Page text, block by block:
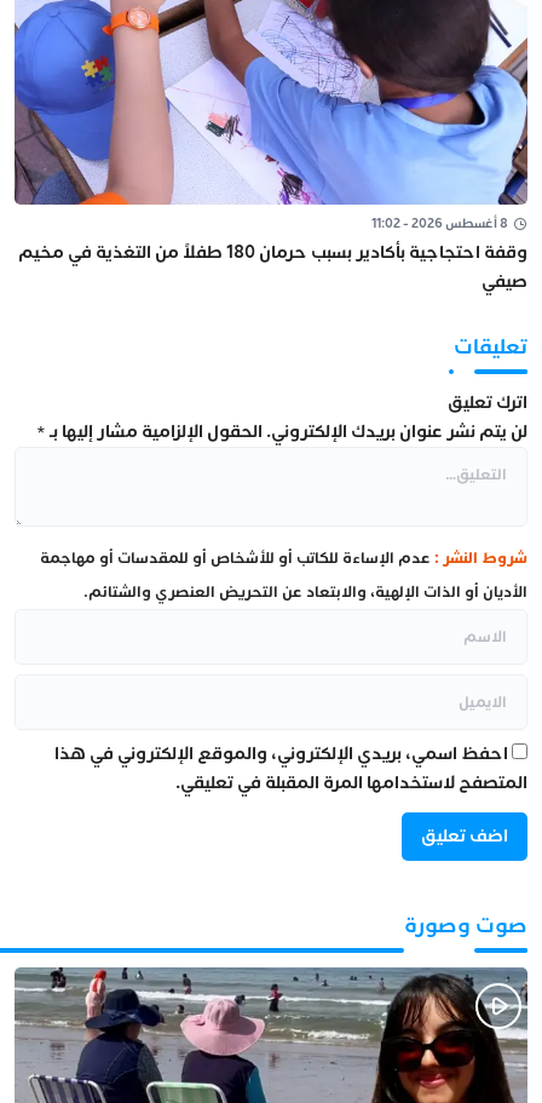
8 أغسطس 2026 - 11:02
وقفة احتجاجية بأكادير بسبب حرمان 180 طفلاً من التغذية في مخيم
صيفي
تعليقات
اترك تعليق
لن يتم نشر عنوان بريدك الإلكتروني. الحقول الإلزامية مشار إليها بـ*
شروط النشر : عدم الإساءة للكاتب أو للأشخاص أو للمقدسات أو مهاجمة
الأديان أو الذات الإلهية، والابتعاد عن التحريض العنصري والشتائم.
احفظ اسمي، بريدي الإلكتروني، والموقع الإلكتروني في هذا
المتصفح لاستخدامها المرة المقبلة في تعليقي.
صوت وصورة